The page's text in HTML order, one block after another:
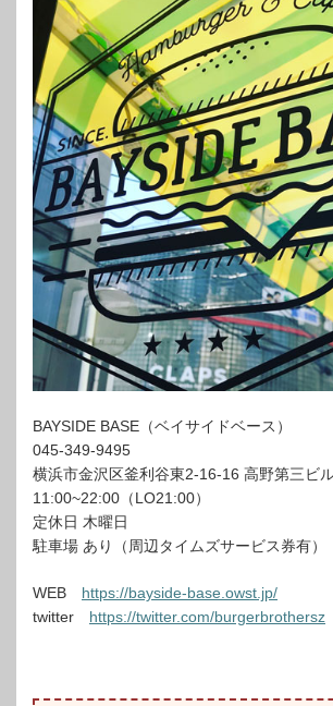
BAYSIDE BASE（ベイサイドベース）
045-349-9495
横浜市金沢区釜利谷東2-16-16 高野第三ビ
11:00~22:00（LO21:00）
定休日 木曜日
駐車場 あり（周辺タイムズサービス券有）
WEB https://bayside-base.owst.jp/
twitter https://twitter.com/burgerbrothersz